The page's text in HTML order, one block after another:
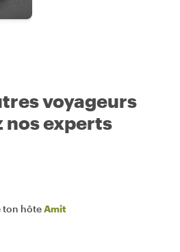
voyageurs
nos experts
ton hôteAmit